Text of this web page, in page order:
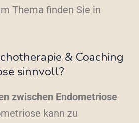
Thema finden Sie in
& Coaching
sinnvoll?
zwischen Endometriose
kann zu